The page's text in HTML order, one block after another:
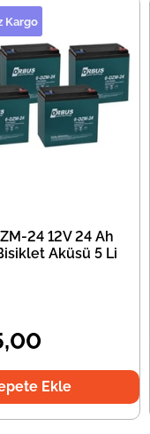
Kargo
24 12V 24 Ah
Aküsü 5 Li
Ekle